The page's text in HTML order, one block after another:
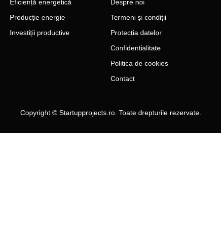
Eficiență energetică
Producție energie
Investiții productive
Despre noi
Termeni și condiții
Protecția datelor
Confidentialitate
Politica de cookies
Contact
Copyright © Startupprojects.ro. Toate drepturile rezervate.